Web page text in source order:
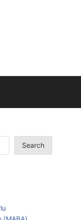
Search